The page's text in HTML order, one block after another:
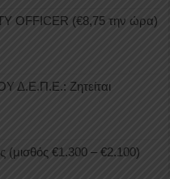
OFFICER (€8,75 την ώρα)
Δ.Ε.Π.Ε.: Ζητείται
(μισθός €1.300 – €2.100)